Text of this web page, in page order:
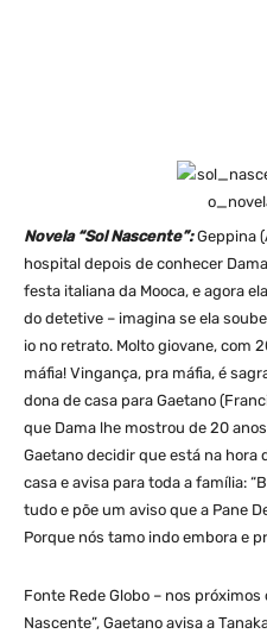
Novela “Sol Nascente”:Geppina
hospital depois de conhecer
festa italiana da Mooca, e agora
do detetive – imagina se ela
io no retrato. Molto giovane, com
máfia! Vingança, pra máfia, é
dona de casa para Gaetano
que Dama lhe mostrou de 20
Gaetano decidir que está na hora
casa e avisa para toda a família:
tudo e põe um aviso que a Pane
Porque nós tamo indo embora e
Fonte Rede Globo – nos próximos
Nascente”, Gaetano avisa a